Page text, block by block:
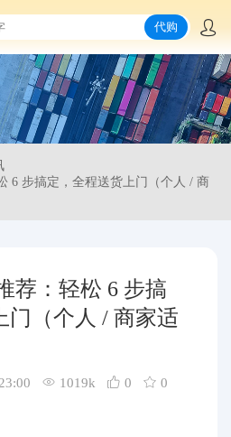
代购
6 步搞定，全程送货上门（个人 / 商
荐：轻松 6 步搞
门（个人 / 商家适
1019k 0
0